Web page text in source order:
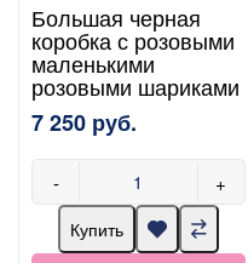
Большая черная
коробка с розовыми
маленькими
розовыми шариками
7 250 руб.
- +
Купить